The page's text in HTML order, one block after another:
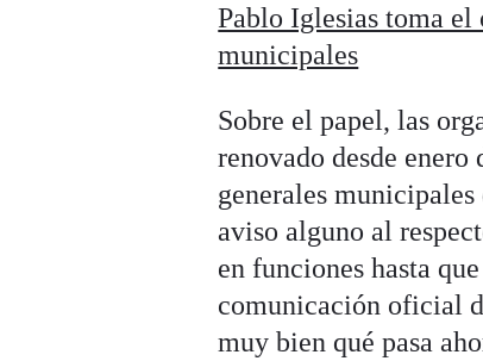
Pablo Iglesias toma el
municipales
Sobre el papel, las
renovado desde enero
generales
aviso alguno al
en funciones hasta
comunicación oficial
muy bien qué pasa